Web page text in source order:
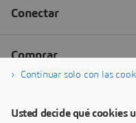
Continuar solo con las
Usted decide qué cookies